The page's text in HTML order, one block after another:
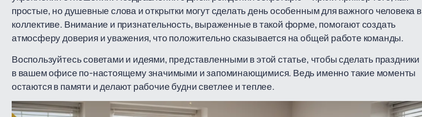
простые, но душевные слова и открытки могут сделать день особенным для важного человека в
коллективе. Внимание и признательность, выраженные в такой форме, помогают создать
атмосферу доверия и уважения, что положительно сказывается на общей работе команды.
Воспользуйтесь советами и идеями, представленными в этой статье, чтобы сделать праздники
в вашем офисе по-настоящему значимыми и запоминающимися. Ведь именно такие моменты
остаются в памяти и делают рабочие будни светлее и теплее.